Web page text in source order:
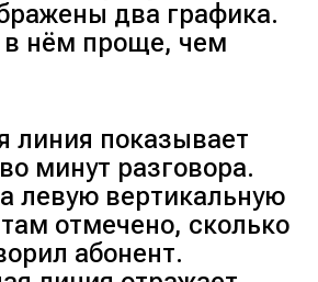
два графика.
в нём проще, чем
линия показывает
минут разговора.
левую вертикальную
отмечено, сколько
абонент.